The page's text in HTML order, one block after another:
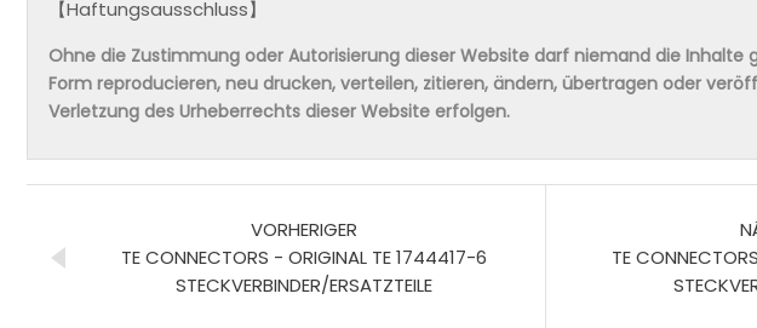
【Haftungsausschluss】
Ohne die Zustimmung oder Autorisierung dieser Website darf niemand die Inhalte
Form reproducieren, neu drucken, verteilen, zitieren, ändern, übertragen oder
Verletzung des Urheberrechts dieser Website erfolgen.
VORHERIGER
TE CONNECTORS - ORIGINAL TE 1744417-6
STECKVERBINDER/ERSATZTEILE
TE